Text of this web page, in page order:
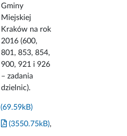
Gminy
Miejskiej
Kraków na rok
2016 (600,
801, 853, 854,
900, 921 i 926
– zadania
dzielnic).
(69.59kB)
(3550.75kB),